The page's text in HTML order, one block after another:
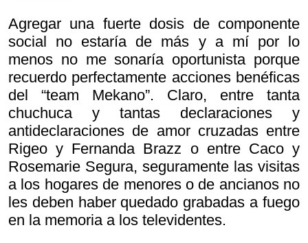
Agregar una fuerte dosis de componente
social no estaría de más y a mí por lo
menos no me sonaría oportunista porque
recuerdo perfectamente acciones benéficas
del “team Mekano”. Claro, entre tanta
chuchuca y tantas declaraciones y
antideclaraciones de amor cruzadas entre
Rigeo y Fernanda Brazz o entre Caco y
Rosemarie Segura, seguramente las visitas
a los hogares de menores o de ancianos no
les deben haber quedado grabadas a fuego
en la memoria a los televidentes.